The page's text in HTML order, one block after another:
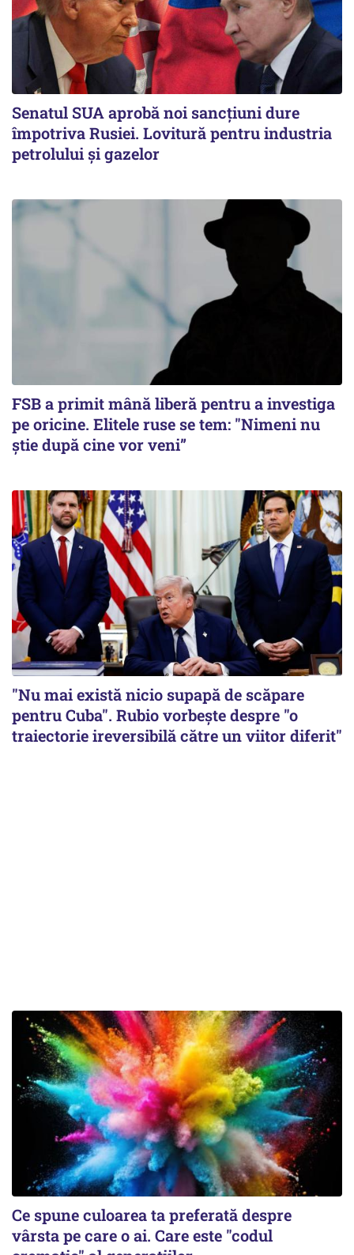
Senatul SUA aprobă noi sancțiuni dure
împotriva Rusiei. Lovitură pentru industria
petrolului și gazelor
FSB a primit mână liberă pentru a investiga
pe oricine. Elitele ruse se tem: "Nimeni nu
știe după cine vor veni”
"Nu mai există nicio supapă de scăpare
pentru Cuba". Rubio vorbește despre "o
traiectorie ireversibilă către un viitor diferit"
Ce spune culoarea ta preferată despre
vârsta pe care o ai. Care este "codul